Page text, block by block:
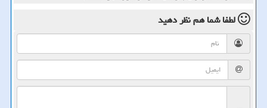
لطفا شما همنظر دهید